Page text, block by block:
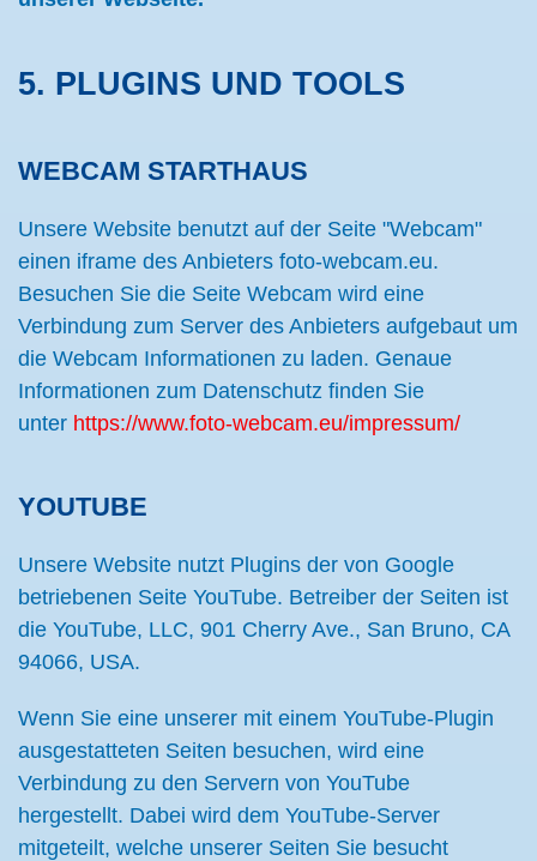
5. PLUGINS UND TOOLS
WEBCAM STARTHAUS
Unsere Website benutzt auf der Seite "Webcam"
einen iframe des Anbieters foto-webcam.eu.
Besuchen Sie die Seite Webcam wird eine
Verbindung zum Server des Anbieters aufgebaut um
die Webcam Informationen zu laden. Genaue
Informationen zum Datenschutz finden Sie
unter https://www.foto-webcam.eu/impressum/
YOUTUBE
Unsere Website nutzt Plugins der von Google
betriebenen Seite YouTube. Betreiber der Seiten ist
die YouTube, LLC, 901 Cherry Ave., San Bruno, CA
94066, USA.
Wenn Sie eine unserer mit einem YouTube-Plugin
ausgestatteten Seiten besuchen, wird eine
Verbindung zu den Servern von YouTube
hergestellt. Dabei wird dem YouTube-Server
mitgeteilt, welche unserer Seiten Sie besucht